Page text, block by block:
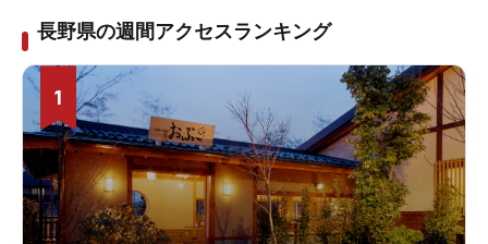
長野県の週間アクセスランキング
1